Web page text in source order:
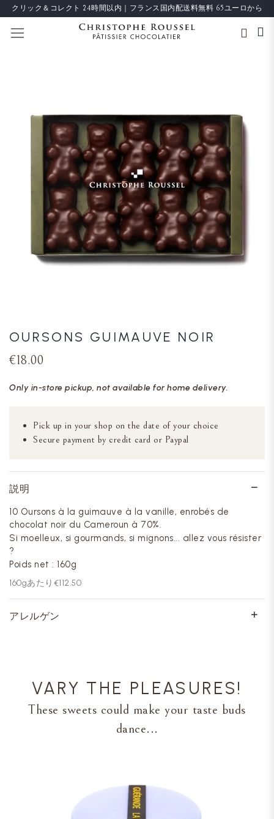
クリック＆コレクト 24時間以内｜フランス国内配送料無料 65ユーロから
OURSONS GUIMAUVE NOIR
€18.00
Only in-store pickup, not available for home delivery.
Pick up in your shop on the date of your choice
Secure payment by credit card or Paypal
説明
10 Oursons à la guimauve à la vanille, enrobés de
chocolat noir du Cameroun à 70%.
Si moelleux, si gourmands, si mignons... allez vous résister
?
Poids net : 160g
160gあたり €112.50
アレルゲン
VARY THE PLEASURES!
These sweets could make your taste buds
dance...